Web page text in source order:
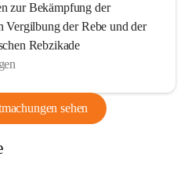
zur Bekämpfung der
Vergilbung der Rebe und der
Rebzikade
sehen